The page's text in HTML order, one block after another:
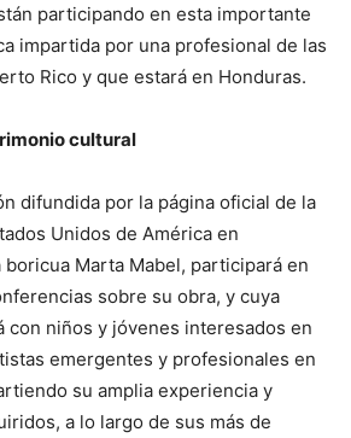
participando en esta importante
impartida por una profesional de las
Rico y que estará en Honduras.
cultural
difundida por la página oficial de la
Unidos de América en
Marta Mabel, participará en
sobre su obra, y cuya
con niños y jóvenes interesados en
emergentes y profesionales en
su amplia experiencia y
a lo largo de sus más de